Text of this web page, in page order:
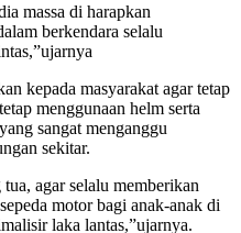
massa di harapkan
berkendara selalu
kepada masyarakat agar tetap
menggunaan helm serta
sangat menganggu
sekitar.
agar selalu memberikan
motor bagi anak-anak di
laka lantas,”ujarnya.